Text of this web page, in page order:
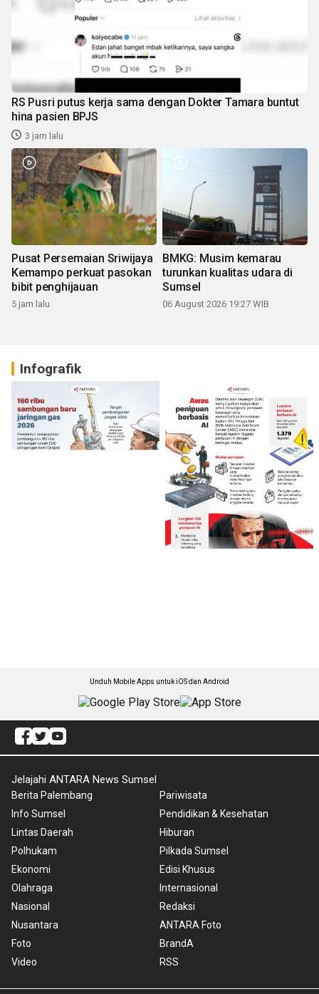
RS Pusri putus kerja sama dengan Dokter Tamara buntut
hina pasien BPJS
3 jam lalu
Pusat Persemaian Sriwijaya
Kemampo perkuat pasokan
bibit penghijauan
5 jam lalu
BMKG: Musim kemarau
turunkan kualitas udara di
Sumsel
06 August 2026 19:27 WIB
Infografik
Unduh Mobile Apps untuk iOS dan Android
Jelajahi ANTARA News Sumsel
Berita Palembang
Info Sumsel
Lintas Daerah
Polhukam
Ekonomi
Olahraga
Nasional
Nusantara
Foto
Video
Pariwisata
Pendidikan & Kesehatan
Hiburan
Pilkada Sumsel
Edisi Khusus
Internasional
Redaksi
ANTARA Foto
BrandA
RSS